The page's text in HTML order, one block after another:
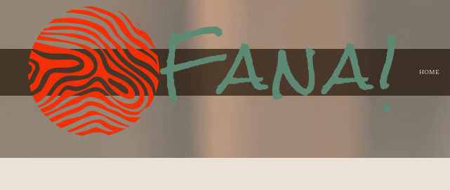
HOME
Fana!